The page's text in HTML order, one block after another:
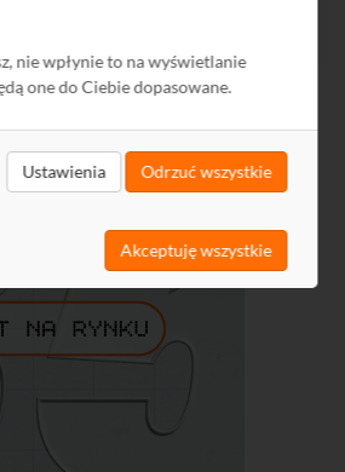
nie wpłynie to na wyświetlanie
one do Ciebie dopasowane.
Ustawienia Odrzuć wszystkie
Akceptuję wszystkie